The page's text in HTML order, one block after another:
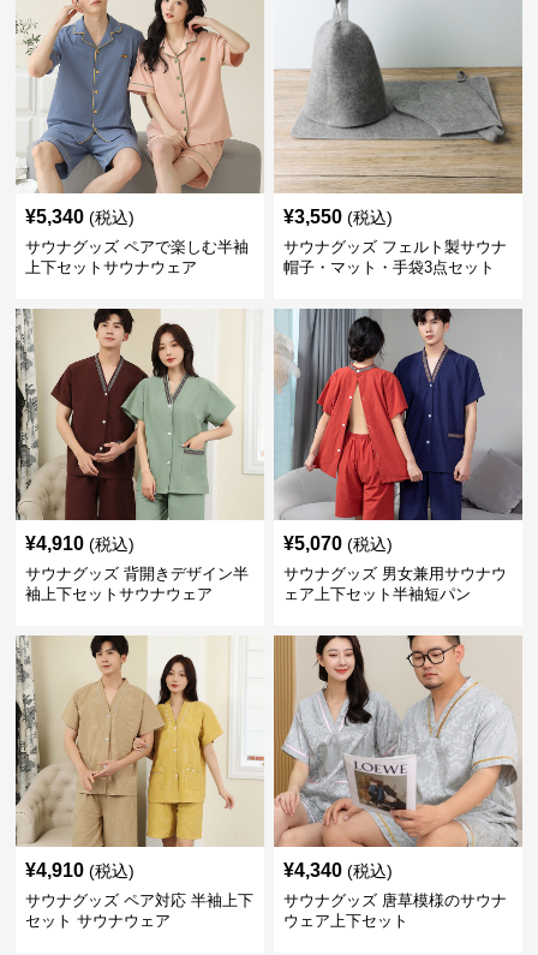
¥5,340 (税込)
サウナグッズ ペアで楽しむ半袖
上下セットサウナウェア
¥3,550 (税込)
サウナグッズ フェルト製サウナ
帽子・マット・手袋3点セット
¥4,910 (税込)
サウナグッズ 背開きデザイン半
袖上下セットサウナウェア
¥5,070 (税込)
サウナグッズ 男女兼用サウナウ
ェア上下セット半袖短パン
¥4,910 (税込)
サウナグッズ ペア対応 半袖上下
セット サウナウェア
¥4,340 (税込)
サウナグッズ 唐草模様のサウナ
ウェア上下セット